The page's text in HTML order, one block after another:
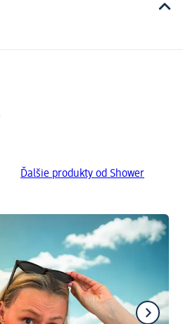
Ďalšie produkty od Shower